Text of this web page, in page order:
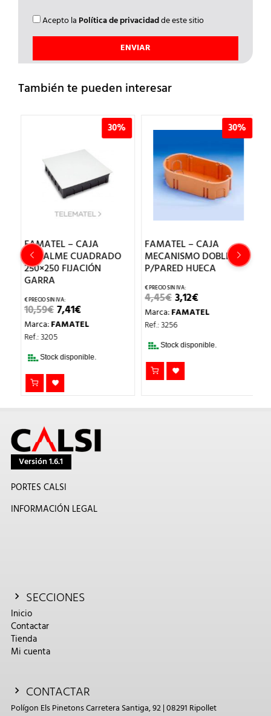
Acepto la Política de privacidadde este sitio
También te pueden interesar
30%
FAMATEL – CAJA
EMPALME CUADRADO
250×250 FIJACIÓN
GARRA
10,59€EL
PRECIO
ORIGINAL
ERA:
7,41€EL
PRECIO
ACTUAL
Marca:FAMATEL
Ref.: 3205
Stock disponible.
30%
FAMATEL – CAJA
MECANISMO DOBLE
P/PARED HUECA
4,45€EL
PRECIO
ORIGINAL
ERA:
3,12€EL
PRECIO
ACTUAL
Marca:FAMATEL
Ref.: 3256
Stock disponible.
Versión 1.6.1
PORTES CALSI
INFORMACIÓN LEGAL
SECCIONES
Inicio
Contactar
Tienda
Mi cuenta
CONTACTAR
Polígon Els Pinetons Carretera Santiga, 92 | 08291 Ripollet